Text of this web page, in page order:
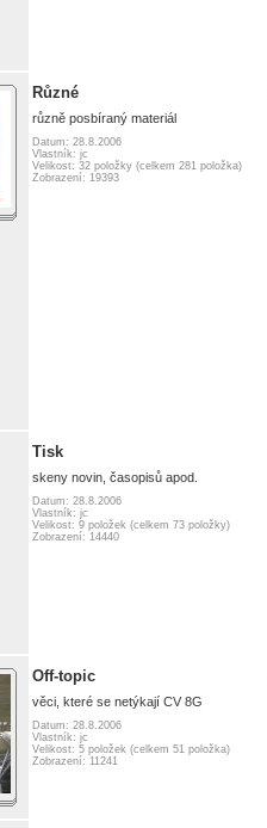
Různé
různě posbíraný materiál
Datum: 28.8.2006
Vlastník: jc
Velikost: 32 položky (celkem 281 položka)
Zobrazení: 19393
Tisk
skeny novin, časopisů apod.
Datum: 28.8.2006
Vlastník: jc
Velikost: 9 položek (celkem 73 položky)
Zobrazení: 14440
Off-topic
věci, které se netýkají CV 8G
Datum: 28.8.2006
Vlastník: jc
Velikost: 5 položek (celkem 51 položka)
Zobrazení: 11241